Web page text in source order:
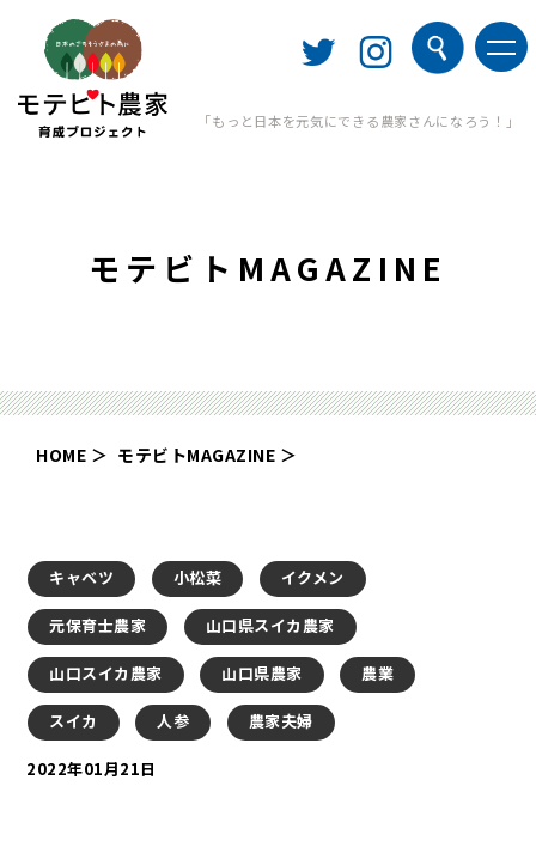
「もっと日本を元気にできる農家さんになろう！」
モテビトMAGAZINE
HOME モテビトMAGAZINE
キャベツ 小松菜 イクメン
元保育士農家 山口県スイカ農家
山口スイカ農家 山口県農家 農業
スイカ 人参 農家夫婦
2022年01月21日